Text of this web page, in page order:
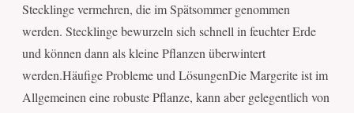
Stecklinge vermehren, die im Spätsommer genommen
werden. Stecklinge bewurzeln sich schnell in feuchter Erde
und können dann als kleine Pflanzen überwintert
werden.Häufige Probleme und LösungenDie Margerite ist im
Allgemeinen eine robuste Pflanze, kann aber gelegentlich von